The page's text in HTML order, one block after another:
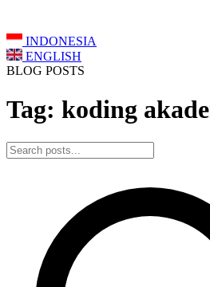
INDONESIA
ENGLISH
BLOG POSTS
Tag: koding